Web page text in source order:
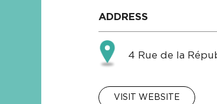
ADDRESS
4 Rue de la
VISIT WEBSITE